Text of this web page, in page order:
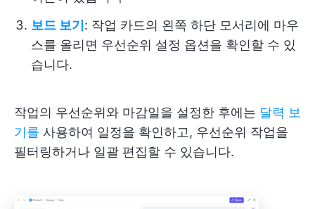
보드 보기 : 작업 카드의 왼쪽 하단 모서리에 마우
스를 올리면 우선순위 설정 옵션을 확인할 수 있
습니다.
작업의 우선순위와 마감일을 설정한 후에는 달력 보
기를 사용하여 일정을 확인하고, 우선순위 작업을
필터링하거나 일괄 편집할 수 있습니다.